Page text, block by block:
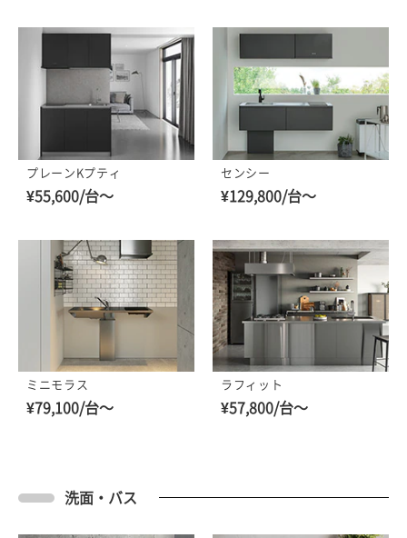
プレーンKプティ
¥55,600/台～
センシー
¥129,800/台～
ミニモラス
¥79,100/台～
ラフィット
¥57,800/台～
洗面・バス